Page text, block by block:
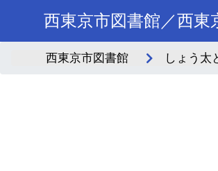
西東京市図書館／西
西東京市図書館 しょう太